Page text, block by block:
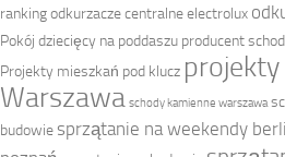
rankingodkurzacze centralne electrolux
Pokój dziecięcy na poddaszu producent
Projekty mieszkań pod klucz
Warszawa schody kamienne warszawa
budowie sprzątanie na weekendy